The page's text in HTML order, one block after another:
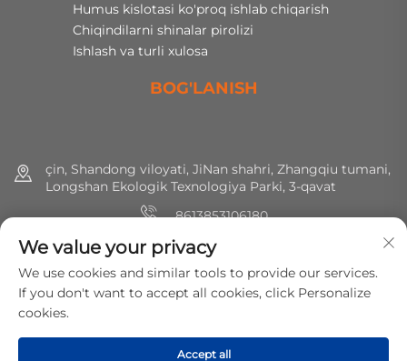
Humus kislotasi ko'proq ishlab chiqarish
Chiqindilarni shinalar pirolizi
Ishlash va turli xulosa
BOG'LANISH
çin, Shandong viloyati, JiNan shahri, Zhangqiu tumani,
Longshan Ekologik Texnologiya Parki, 3-qavat
8613853106180
+86 (0) 531 8891 0288
[email protected]
Huquqlar hammasi saqlangan © 2025 MirShine Environmental
We value your privacy
We use cookies and similar tools to provide our services.
If you don't want to accept all cookies, click Personalize
cookies.
Accept all